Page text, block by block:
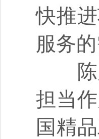
快推
服务的
陈厦
担当
国精